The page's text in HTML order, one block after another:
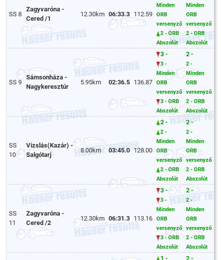
SS 8
Zagyvaróna -
Cered /1
12.30km 06:33.3 112.59
Minden
ORB
versenyző
2 - ORB
Abszolút
Minden
ORB
versenyző
2 - ORB
Abszolút
SS 9
Sámsonháza -
Nagykeresztúr
5.95km 02:36.5 136.87
3 -
3 -
Minden
ORB
versenyző
3 - ORB
Abszolút
2 -
2 -
Minden
ORB
versenyző
2 - ORB
Abszolút
SS
10
Vizslás(Kazár) -
Salgótarj
8.00km 03:45.0 128.00
2 -
2 -
Minden
ORB
versenyző
2 - ORB
Abszolút
2 -
2 -
Minden
ORB
versenyző
2 - ORB
Abszolút
SS
11
Zagyvaróna -
Cered /2
12.30km 06:31.3 113.16
3 -
3 -
Minden
ORB
versenyző
3 - ORB
Abszolút
2 -
2 -
Minden
ORB
versenyző
2 - ORB
Abszolút
1 - 2 -